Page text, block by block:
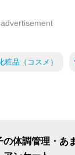
advertisement
粧品（コスメ）
の体調管理・あ